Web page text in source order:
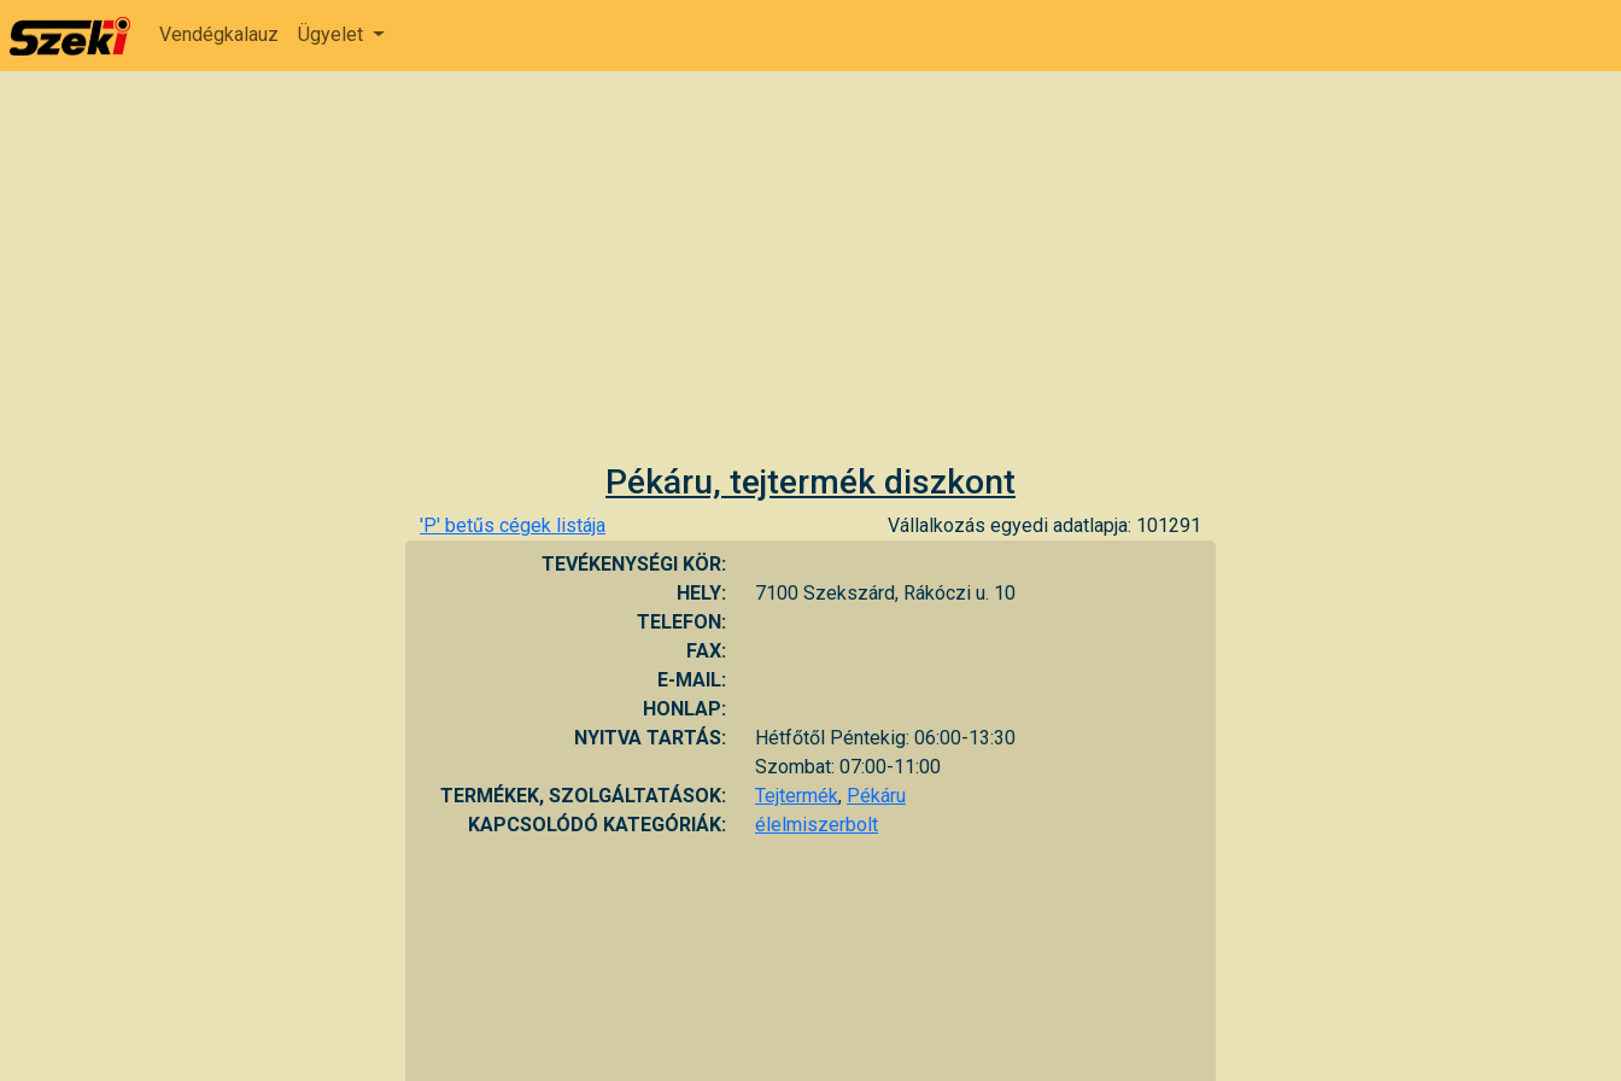
Vendégkalauz Ügyelet
Pékáru, tejtermék diszkont
'P' betűs cégek listája
Vállalkozás egyedi adatlapja: 101291
TEVÉKENYSÉGI KÖR:
HELY:
7100 Szekszárd, Rákóczi u. 10
TELEFON:
FAX:
E-MAIL:
HONLAP:
NYITVA TARTÁS:
Hétfőtől Péntekig: 06:00-13:30
Szombat: 07:00-11:00
TERMÉKEK, SZOLGÁLTATÁSOK:
Tejtermék, Pékáru
KAPCSOLÓDÓ KATEGÓRIÁK:
élelmiszerbolt